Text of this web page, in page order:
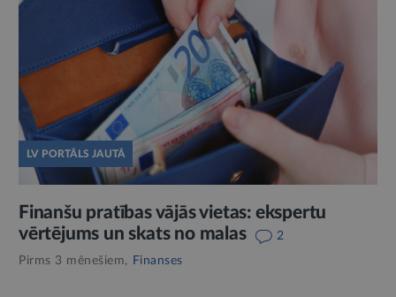
LV PORTĀLS JAUTĀ
Finanšu pratības vājās vietas: ekspertu
vērtējums un skats no malas
2
Pirms 3 mēnešiem, Finanses